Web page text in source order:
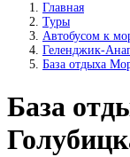
Главная
Туры
Автобусом к
Геленджик-
База отдыха
База